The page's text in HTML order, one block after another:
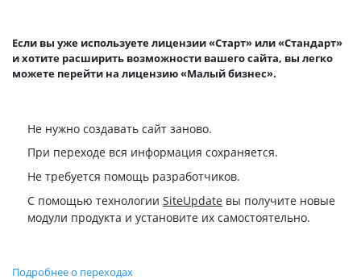
Если вы уже используете лицензии «Старт» или «Стандарт»
и хотите расширить возможности вашего сайта, вы легко
можете перейти на лицензию «Малый бизнес».
Не нужно создавать сайт заново.
При переходе вся информация сохраняется.
Не требуется помощь разработчиков.
С помощью технологииSiteUpdate вы получите новые
модули продукта и установите их самостоятельно.
Подробнее о переходах